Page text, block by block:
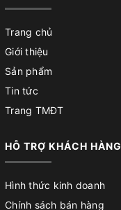
Trang chủ
Giới thiệu
Sản phẩm
Tin tức
Trang TMĐT
HỖ TRỢ KHÁCH HÀNG
Hình thức kinh doanh
Chính sách bán hàng